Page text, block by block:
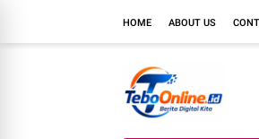
HOME ABOUT US